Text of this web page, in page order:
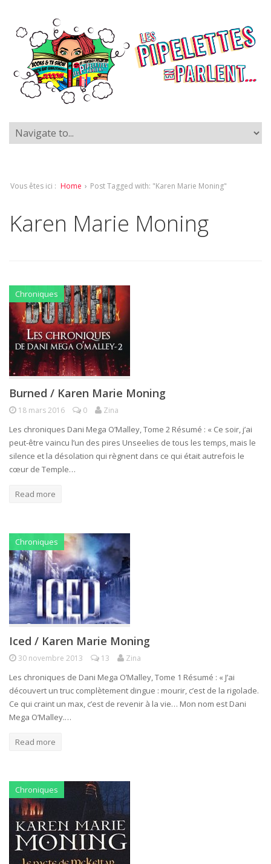
Vous êtes ici : Home › Post Tagged with: "Karen Marie Moning"
Karen Marie Moning
Chroniques
Burned / Karen Marie Moning
18 mars 2016 0 Zina
Les chroniques Dani Mega O’Malley, Tome 2 Résumé : « Ce soir, j’ai
peut-être vaincu l’un des pires Unseelies de tous les temps, mais le
silence et la désolation qui règnent dans ce qui était autrefois le
cœur de Temple…
Read more
Chroniques
Iced / Karen Marie Moning
30 novembre 2013 13 Zina
Les chroniques de Dani Mega O’Malley, Tome 1 Résumé : « J’ai
découvert un truc complètement dingue : mourir, c’est de la rigolade.
Ce qui craint un max, c’est de revenir à la vie… Mon nom est Dani
Mega O’Malley.…
Read more
Chroniques